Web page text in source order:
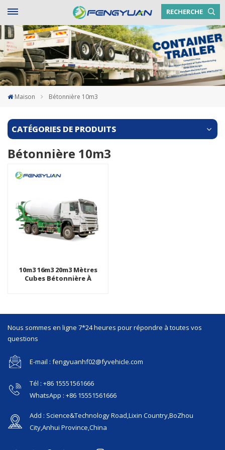
RECHERCHE
Maison Bétonnière 10m3
CATÉGORIES DE PRODUITS
Bétonnière 10m3
10m3 16m3 20m3 Mètres
Cubes Bétonnière À
Nous sommes en ligne 7*24 heures pour répondre à toutes vos
questions
E-mail : fengyuanhf02@fyvehicle.com
Tél : +86 15551561666
WhatsApp : +86 15551561666
Add : Science&Technology Road,Lixin Country,BoZhou
City,Anhui Province,China